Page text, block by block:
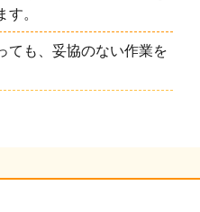
。
ても、妥協のない作業を